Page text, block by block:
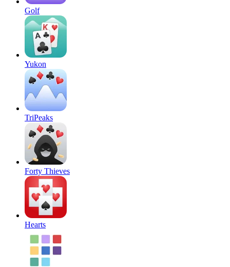
Golf
Yukon
TriPeaks
Forty Thieves
Hearts